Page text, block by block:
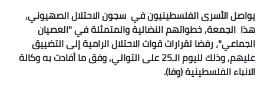
يواصل الأسرى الفلسطينيون في سجون الاحتلال الصهيوني,
هذا الجمعة, خطواتهم النضالية والمتمثلة في "العصيان
الجماعي"، رفضا لقرارات قوات الاحتلال الرامية إلى التضييق
عليهم, وذلك لليوم الـ25 على التوالي, وفق ما أفادت به وكالة
الانباء الفلسطينية (وفا).